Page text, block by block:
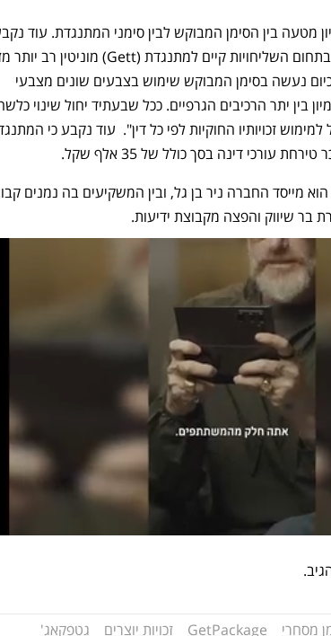
עורכי דינה בסך כולל של 35 אלף שקל.
בר שיווק והפצה מקבוצת ידיעות.
מסחרי GetPackage זכויות יוצרים גטפקאג'